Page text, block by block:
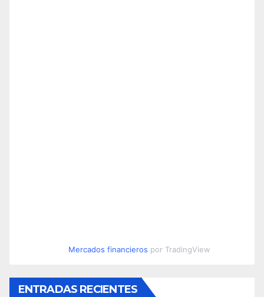
Mercados financieros por TradingView
ENTRADAS RECIENTES